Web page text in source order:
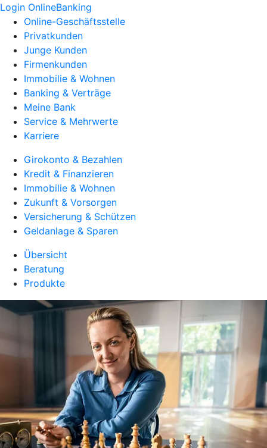
Login OnlineBanking
Online-Geschäftsstelle
Privatkunden
Junge Kunden
Firmenkunden
Immobilie & Wohnen
Banking & Verträge
Meine Bank
Service & Mehrwerte
Karriere
Girokonto & Bezahlen
Kredit & Finanzieren
Immobilie & Wohnen
Zukunft & Vorsorgen
Versicherung & Schützen
Geldanlage & Sparen
Übersicht
Beratung
Produkte